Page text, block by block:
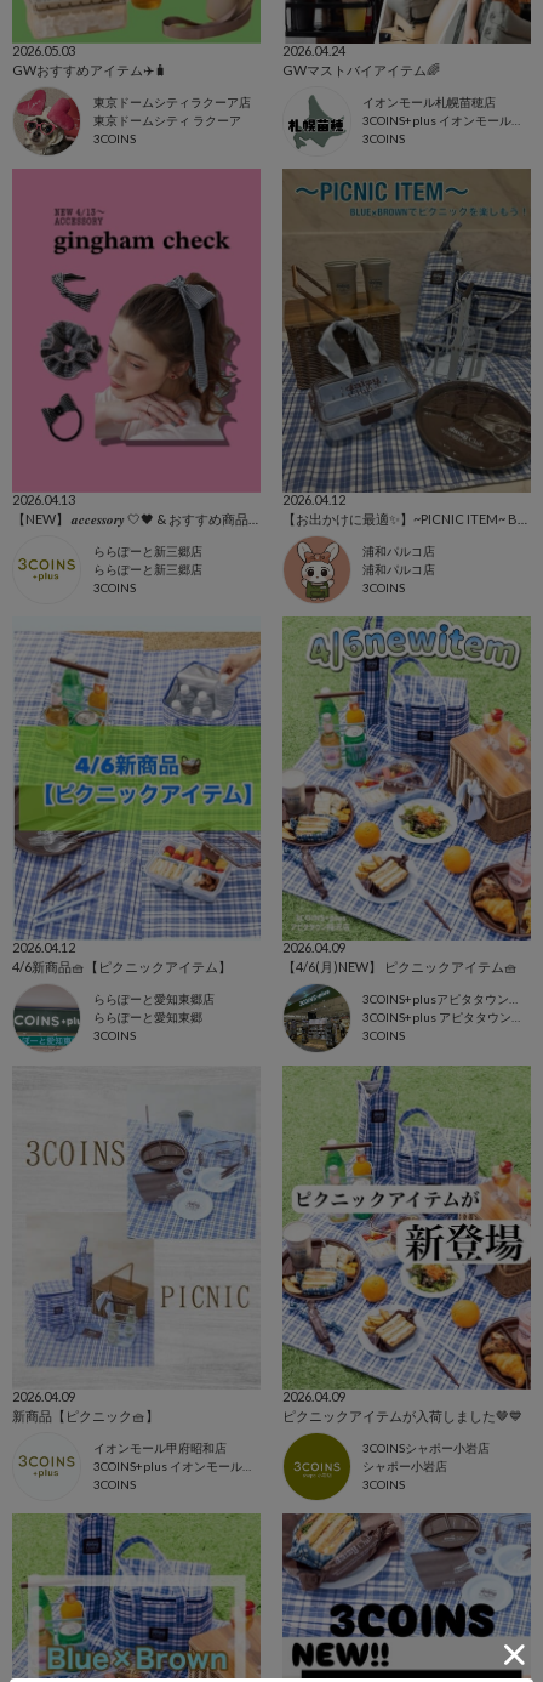
2026.05.03
GWおすすめアイテム✈️🧳
東京ドームシティラクーア店
東京ドームシティ ラクーア
3COINS
2026.04.24
GWマストバイアイテム🌈
イオンモール札幌苗穂店
3COINS+plus イオンモール札幌苗穂店
3COINS
2026.04.13
ららぽーと新三郷店
ららぽーと新三郷店
3COINS
2026.04.12
浦和パルコ店
浦和パルコ店
3COINS
2026.04.12
4/6新商品🧺【ピクニックアイテム】
ららぽーと愛知東郷店
ららぽーと愛知東郷
3COINS
2026.04.09
【4/6(月)NEW】 ピクニックアイテム🧺
3COINS
2026.04.09
新商品【ピクニック🧺】
イオンモール甲府昭和店
3COINS+plus イオンモール甲府昭和店
3COINS
2026.04.09
ピクニックアイテムが入荷しました🤎💙
3COINSシャポー小岩店
シャポー小岩店
3COINS